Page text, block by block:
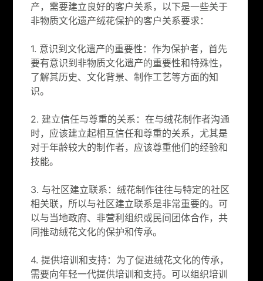
产，需要建立良好的客户关系，以下是一些关于
非物质文化遗产绒花保护的客户关系要求：
1. 意识到文化遗产的重要性：作为保护者，首先
要有意识到非物质文化遗产的重要性和特殊性，
了解其历史、文化背景、制作工艺等方面的知
识。
2. 建立信任与尊重的关系：在与绒花制作者沟通
时，应该建立起相互信任和尊重的关系，尤其是
对于年龄较大的制作者，应该尊重他们的经验和
技能。
3. 与社区建立联系：绒花制作往往与特定的社区
相关联，所以与社区建立联系是非常重要的。可
以与当地政府、非营利组织或民间团体合作，共
同推动绒花文化的保护和传承。
4. 提供培训和支持：为了促进绒花文化的传承，
需要向年轻一代提供培训和支持。可以组织培训